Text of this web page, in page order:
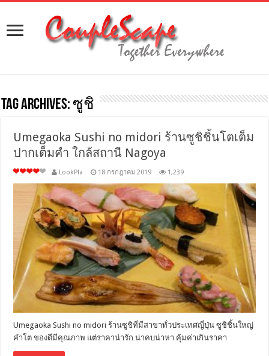
Tag Archives: ซูชิ
Umegaoka Sushi no midori ร้านซูชิชิ้นโตเต็ม
ปากเต็มคำ ใกล้สถานี Nagoya
LookPla 18 กรกฎาคม 2019 1,239
Umegaoka Sushi no midori ร้านซูชิที่มีสาขาทั่วประเทศญี่ปุ่น ซูชิชิ้นใหญ่
คำโต ของดีมีคุณภาพ แต่ราคาน่ารัก น่าคบน่าหา คุ้มค่าเกินราคา